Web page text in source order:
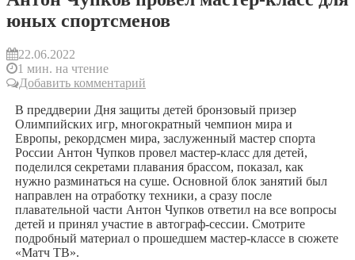
юных спортсменов
22.06.2022
1 мин. на чтение
Добавить комментарий
В преддверии Дня защиты детей бронзовый призер
Олимпийских игр, многократный чемпион мира и
Европы, рекордсмен мира, заслуженный мастер спорта
России Антон Чупков провел мастер-класс для детей,
поделился секретами плавания брассом, показал, как
нужно разминаться на суше. Основной блок занятий был
направлен на отработку техники, а сразу после
плавательной части Антон Чупков ответил на все вопросы
детей и принял участие в автограф-сессии. Смотрите
подробный материал о прошедшем мастер-классе в сюжете
«Матч ТВ».